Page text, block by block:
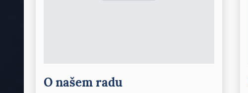
O našem radu